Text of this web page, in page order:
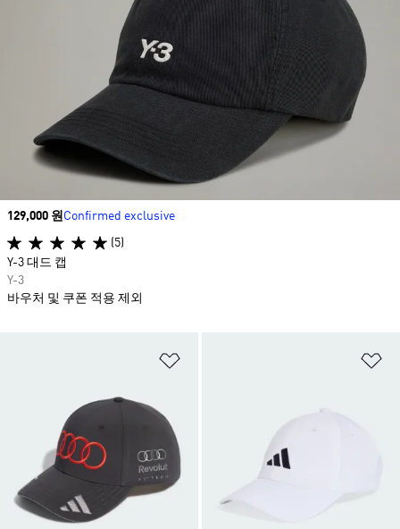
Price
129,000 원Confirmed exclusive
(5)
Y-3 대드 캡
Y-3
바우처 및 쿠폰 적용 제외